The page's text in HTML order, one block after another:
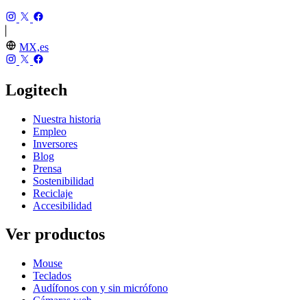
MX,es
Logitech
Nuestra historia
Empleo
Inversores
Blog
Prensa
Sostenibilidad
Reciclaje
Accesibilidad
Ver productos
Mouse
Teclados
Audífonos con y sin micrófono